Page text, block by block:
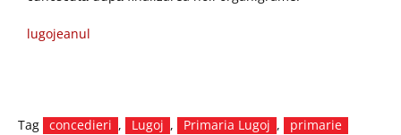
lugojeanul
Tag concedieri , Lugoj , Primaria Lugoj , primarie